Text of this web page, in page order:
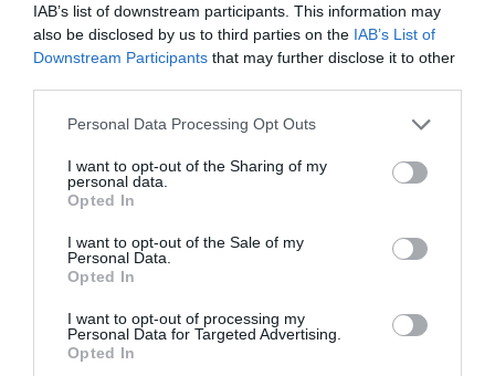
IAB’s list of downstream participants. This information may
also be disclosed by us to third parties on the IAB’s List of
Downstream Participants that may further disclose it to other
Please note that this website/app uses one or more Google
not limited to your visit or usage behaviour. You may click to
grant or deny consent to Google and its third-party tags to
use your data for below specified purposes in below Google
consent section.
Personal Data Processing Opt Outs
I want to opt-out of the Sharing of my
personal data.
Opted In
I want to opt-out of the Sale of my
Personal Data.
Opted In
I want to opt-out of processing my
Personal Data for Targeted Advertising.
Opted In
ΕΠΙ ΠΑΝΤΟΣ ΕΠΙΣΤΗΤΟΥ
MWC26: Μπλοκάραμε από
τις παλιές, καλές τεχνολογίες
05.03.2026